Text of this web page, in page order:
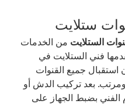
ستلايت
الستلايت من الخدمات
فني الستلايت في
استقبال جميع القنوات
بعد تركيب الدش أو
الفني بضبط الجهاز على